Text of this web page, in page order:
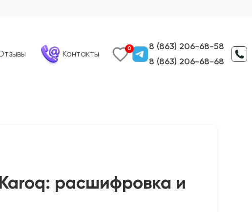
Контакты
0
8 (863) 206-68-58
8 (863) 206-68-68
расшифровка и